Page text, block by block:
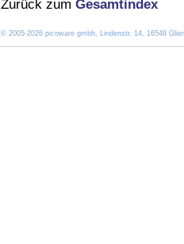
Zurück zum Gesamtindex
© 2005-2026 picoware gmbh, Lindenstr. 14, 16548